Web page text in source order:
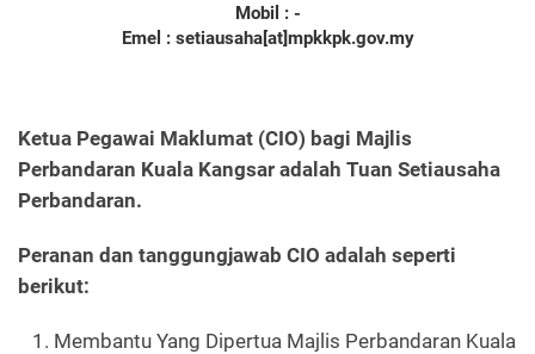
Mobil : -
Emel : setiausaha[at]mpkkpk.gov.my
Ketua Pegawai Maklumat (CIO) bagi Majlis
Perbandaran Kuala Kangsar adalah Tuan Setiausaha
Perbandaran.
Peranan dan tanggungjawab CIO adalah seperti
berikut:
Membantu Yang Dipertua Majlis Perbandaran Kuala